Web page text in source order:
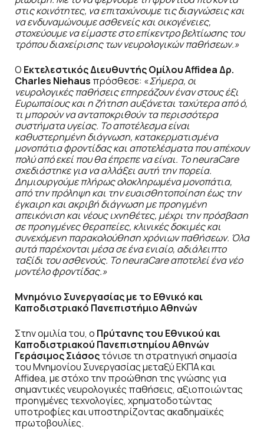
στις κοινότητες, να επιταχύνουμε τις διαγνώσεις και
να ενδυναμώνουμε ασθενείς και οικογένειες,
στοχεύουμε να είμαστε στο επίκεντρο βελτίωσης του
τρόπου διαχείρισης των νευρολογικών παθήσεων.»
Ο Εκτελεστικός Διευθυντής Ομίλου AffideaΔρ.
Charles Niehaus πρόσθεσε: «Σήμερα, οι
νευρολογικές παθήσεις επηρεάζουν έναν στους έξι
Ευρωπαίους και η ζήτηση αυξάνεται ταχύτερα από ό,
τι μπορούν να ανταποκριθούν τα περισσότερα
συστήματα υγείας. Το αποτέλεσμα είναι
καθυστερημένη διάγνωση, κατακερματισμένα
μονοπάτια φροντίδας και αποτελέσματα που απέχουν
πολύ από εκεί που θα έπρεπε να είναι. ΤοneuraCare
σχεδιάστηκε για να αλλάξει αυτή την πορεία.
Δημιουργούμε πλήρως ολοκληρωμένα μονοπάτια,
από την πρόληψη και την ευαισθητοποίηση έως την
έγκαιρη και ακριβή διάγνωση με προηγμένη
απεικόνιση και νέους ιχνηθέτες, μέχρι την πρόσβαση
σε προηγμένες θεραπείες, κλινικές δοκιμές και
συνεχόμενη παρακολούθηση χρόνιων παθήσεων. Όλα
αυτά παρέχονται μέσα σε ένα ενιαίο, αδιάλειπτο
ταξίδι του ασθενούς. ΤοneuraCareαποτελεί ένα νέο
μοντέλο φροντίδας.»
Μνημόνιο Συνεργασίας με το Εθνικό και
Καποδιστριακό Πανεπιστήμιο Αθηνών
Στην ομιλία του, ο Πρύτανης του Εθνικού και
Καποδιστριακού Πανεπιστημίου Αθηνών
Γεράσιμος Σιάσοςτόνισε τη στρατηγική σημασία
του Μνημονίου Συνεργασίας μεταξύ ΕΚΠΑ και
Affidea, με στόχο την προώθηση της γνώσης για
σημαντικές νευρολογικές παθήσεις, αξιοποιώντας
προηγμένες τεχνολογίες, χρηματοδοτώντας
υποτροφίες και υποστηρίζοντας ακαδημαϊκές
πρωτοβουλίες.